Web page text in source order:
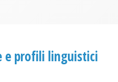
e profili linguistici